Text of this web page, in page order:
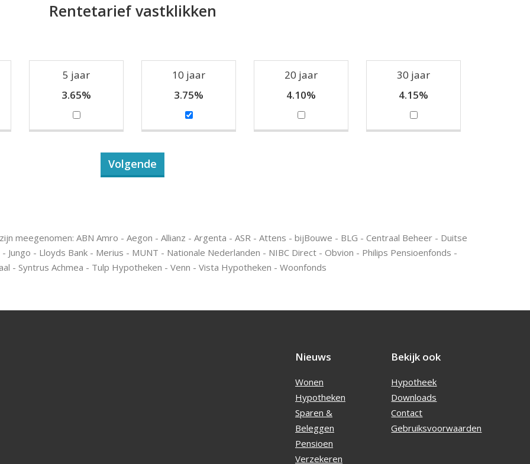
Rentetarief vastklikken
5 jaar
3.65%
10 jaar
3.75%
20 jaar
4.10%
30 jaar
4.15%
Volgende
meegenomen: ABN Amro - Aegon - Allianz - Argenta - ASR - Attens - bijBouwe - BLG - Centraal Beheer - Duitse
- Lloyds Bank - Merius - MUNT - Nationale Nederlanden - NIBC Direct - Obvion - Philips Pensioenfonds -
- Syntrus Achmea - Tulp Hypotheken - Venn - Vista Hypotheken - Woonfonds
Nieuws
Wonen
Hypotheken
Sparen &
Beleggen
Pensioen
Verzekeren
Bekijk ook
Hypotheek
Downloads
Contact
Gebruiksvoorwaarden